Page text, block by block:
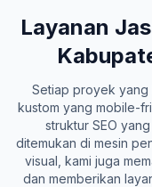
Layanan
Setiap proyek yang
kustom yang mobile-
struktur SEO
ditemukan di mesin
visual, kami juga
dan memberikan